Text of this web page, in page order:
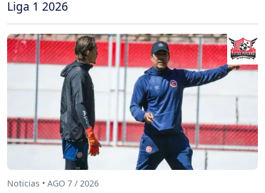
Liga 1 2026
Noticias • AGO 7 / 2026